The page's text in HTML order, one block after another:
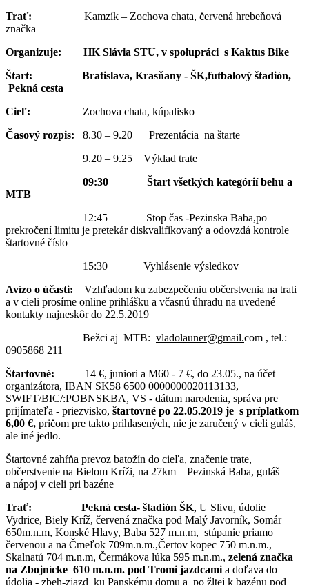
Trať: Kamzík – Zochova chata, červená hrebeňová
značka
Organizuje:
HK Slávia STU, v spolupráci s Kaktus Bike
Štart: Bratislava, Krasňany - ŠK,futbalový štadión,
Pekná cesta
Cieľ: Zochova chata, kúpalisko
Časový rozpis: 8.30 – 9.20 Prezentácia na štarte
9.20 – 9.25 Výklad trate
09:30 Štart všetkých kategórií behu a
MTB
12:45 Stop čas -Pezinska Baba,po
prekročení limitu je pretekár diskvalifikovaný a odovzdá kontrole
štartovné číslo
15:30 Vyhlásenie výsledkov
Avízo o účasti: Vzhľadom ku zabezpečeniu občerstvenia na trati
a v cieli prosíme online prihlášku a včasnú úhradu na uvedené
kontakty najneskôr do 22.5.2019
Bežci aj MTB: vladolauner@gmail.com , tel.:
0905868 211
Štartovné: 14 €, juniori a M60 - 7 €, do 23.05., na účet
organizátora, IBAN SK58 6500 0000000020113133,
SWIFT/BIC/:POBNSKBA, VS - dátum narodenia, správa pre
prijímateľa - priezvisko, štartovné po 22.05.2019 je s príplatkom
6,00 €, pričom pre takto prihlasených, nie je zaručený v cieli guláš,
ale iné jedlo.
Štartovné zahŕňa prevoz batožín do cieľa, značenie trate,
občerstvenie na Bielom Kríži, na 27km – Pezinská Baba, guláš
a nápoj v cieli pri bazéne
Trať: Pekná cesta- štadión ŠK, U Slivu, údolie
Vydrice, Biely Kríž, červená značka pod Malý Javorník, Somár
650m.n.m, Konské Hlavy, Baba 527 m.n.m, stúpanie priamo
červenou a na Čmeľok 709m.n.m.,Čertov kopec 750 m.n.m.,
Skalnatú 704 m.n.m, Čermákova lúka 595 m.n.m., zelená značka
na Zbojnícke 610 m.n.m. pod Tromi jazdcami a doľava do
údolia - zbeh-zjazd ku Panskému domu a po žltej k bazénu pod